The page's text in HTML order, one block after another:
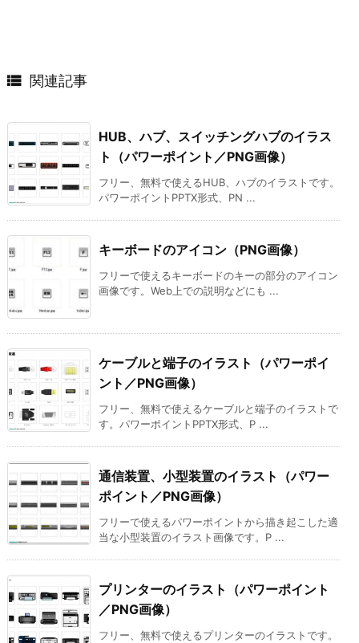
 関連記事
HUB、ハブ、スイッチングハブのイラス
ト（パワーポイント／PNG画像）
フリー、無料で使えるHUB、ハブのイラストです。
パワーポイントPPTX形式、PN ...
キーボードのアイコン（PNG画像）
フリーで使えるキーボードのキーの部分のアイコン
画像です。Web上での説明などにも ...
ケーブルと端子のイラスト（パワーポイ
ント／PNG画像）
フリー、無料で使えるケーブルと端子のイラストで
す。パワーポイントPPTX形式、P ...
通信装置、小型装置のイラスト（パワー
ポイント／PNG画像）
フリーで使えるパワーポイントから描き起こした適
当な小型装置のイラスト画像です。P ...
プリンターのイラスト（パワーポイント
／PNG画像）
フリー、無料で使えるプリンターのイラストです。